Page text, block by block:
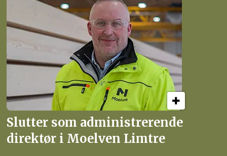
Slutter som administrerende
direktør i Moelven Limtre